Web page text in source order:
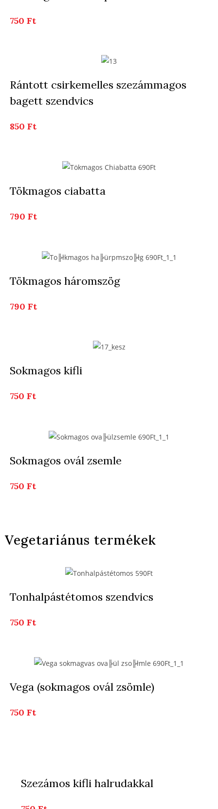
750 Ft
Rántott csirkemelles szezámmagos
bagett szendvics
850 Ft
Tökmagos ciabatta
790 Ft
Tökmagos háromszög
790 Ft
Sokmagos kifli
750 Ft
Sokmagos ovál zsemle
750 Ft
Vegetariánus termékek
Tonhalpástétomos szendvics
750 Ft
Vega (sokmagos ovál zsömle)
750 Ft
Szezámos kifli halrudakkal